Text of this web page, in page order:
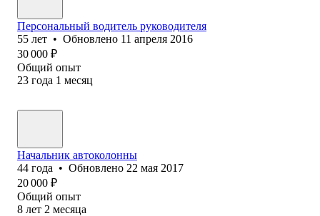
Персональный водитель руководителя
55 лет • Обновлено 11 апреля 2016
30 000 ₽
Общий опыт
23 года 1 месяц
Начальник автоколонны
44 года • Обновлено 22 мая 2017
20 000 ₽
Общий опыт
8 лет 2 месяца